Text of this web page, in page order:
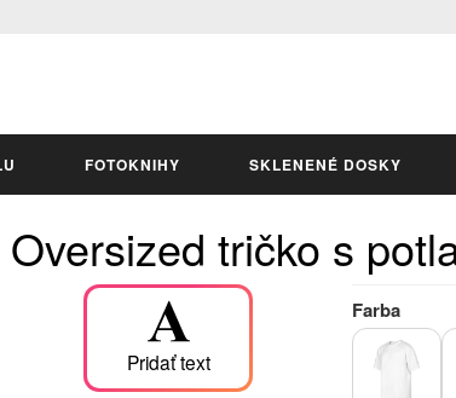
FOTOKNIHY SKLENENÉ DOSKY
Oversized tričko s
Pridať text
Farba